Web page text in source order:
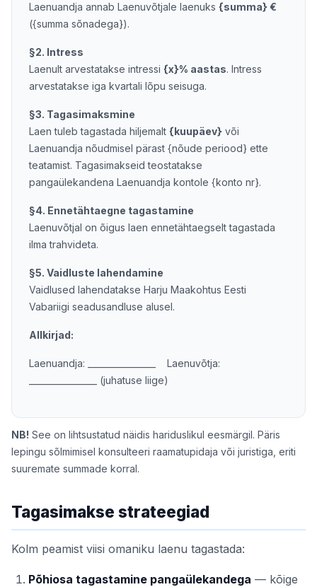
Laenuandja annab Laenuvõtjale laenuks {summa} €
({summa sõnadega}).
§2. Intress
Laenult arvestatakse intressi {x}% aastas. Intress
arvestatakse iga kvartali lõpu seisuga.
§3. Tagasimaksmine
Laen tuleb tagastada hiljemalt {kuupäev} või
Laenuandja nõudmisel pärast {nõude periood} ette
teatamist. Tagasimakseid teostatakse
pangaülekandena Laenuandja kontole {konto nr}.
§4. Ennetähtaegne tagastamine
Laenuvõtjal on õigus laen ennetähtaegselt tagastada
ilma trahvideta.
§5. Vaidluste lahendamine
Vaidlused lahendatakse Harju Maakohtus Eesti
Vabariigi seadusandluse alusel.
Allkirjad:
Laenuandja: ________________ Laenuvõtja:
________________ (juhatuse liige)
NB! See on lihtsustatud näidis hariduslikul eesmärgil. Päris
lepingu sõlmimisel konsulteeri raamatupidaja või juristiga, eriti
suuremate summade korral.
Tagasimakse strateegiad
Kolm peamist viisi omaniku laenu tagastada:
Põhiosa tagastamine pangaülekandega — kõige